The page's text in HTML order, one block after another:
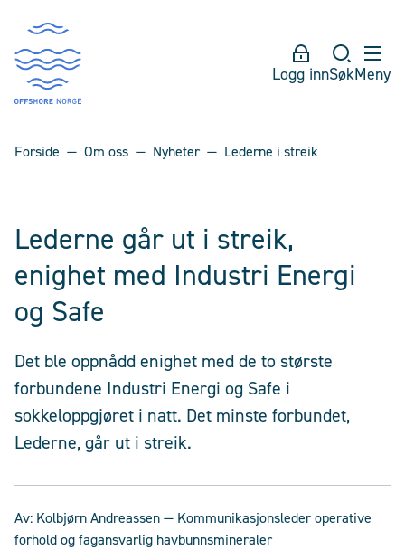
Logg innSøkMeny
Forside Om oss Nyheter Lederne i streik
Lederne går ut i streik,
enighet med Industri Energi
og Safe
Det ble oppnådd enighet med de to største
forbundene Industri Energi og Safe i
sokkeloppgjøret i natt. Det minste forbundet,
Lederne, går ut i streik.
Av: Kolbjørn Andreassen— Kommunikasjonsleder operative
forhold og fagansvarlig havbunnsmineraler